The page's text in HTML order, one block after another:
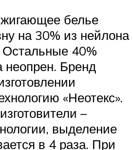
белье
на 30% из нейлона
Остальные 40%
неопрен. Бренд
«Неотекс».
–
выделение
в 4 раза. При